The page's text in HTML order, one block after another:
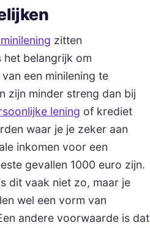
zitten
belangrijk om
een minilening te
zijn minder streng dan bij
lening of krediet
waar je je zeker aan
inkomen voor een
gevallen 1000 euro zijn.
dit vaak niet zo, maar je
wel een vorm van
andere voorwaarde is dat